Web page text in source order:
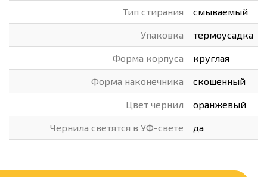
Тип стирания смываемый
Упаковка термоусадка
Форма корпуса круглая
Форма наконечника скошенный
Цвет чернил оранжевый
Чернила светятся в УФ-свете да